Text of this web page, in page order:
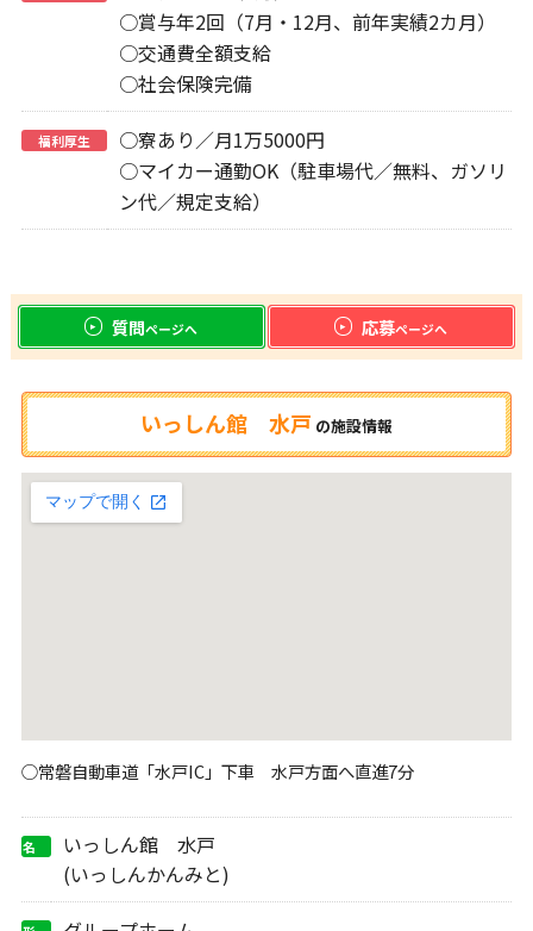
○賞与年2回（7月・12月、前年実績2カ月）
○交通費全額支給
○社会保険完備
福利厚生
○寮あり／月1万5000円
○マイカー通勤OK（駐車場代／無料、ガソリ
ン代／規定支給）
質問ページへ 応募ページへ
いっしん館 水戸 の施設情報
○常磐自動車道「水戸IC」下車 水戸方面へ直進7分
名
いっしん館 水戸
(いっしんかんみと)